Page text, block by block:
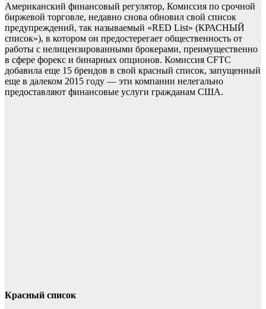
Американский финансовый регулятор, Комиссия по срочной
биржевой торговле, недавно снова обновил свой список
предупреждений, так называемый «RED List» (КРАСНЫЙ
список»), в котором он предостерегает общественность от
работы с нелицензированными брокерами, преимущественно
в сфере форекс и бинарных опционов. Комиссия CFTC
добавила еще 15 брендов в свой красный список, запущенный
еще в далеком 2015 году — эти компании нелегально
предоставляют финансовые услуги гражданам США.
Красный список